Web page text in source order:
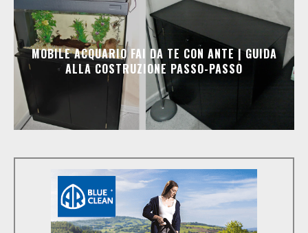
MOBILE ACQUARIO FAI DA TE CON ANTE | GUIDA
ALLA COSTRUZIONE PASSO-PASSO